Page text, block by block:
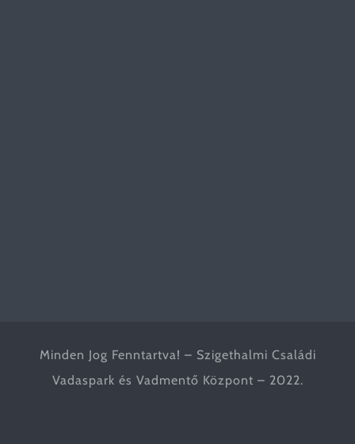
Minden Jog Fenntartva! – Szigethalmi Családi
Vadaspark és Vadmentő Központ – 2022.